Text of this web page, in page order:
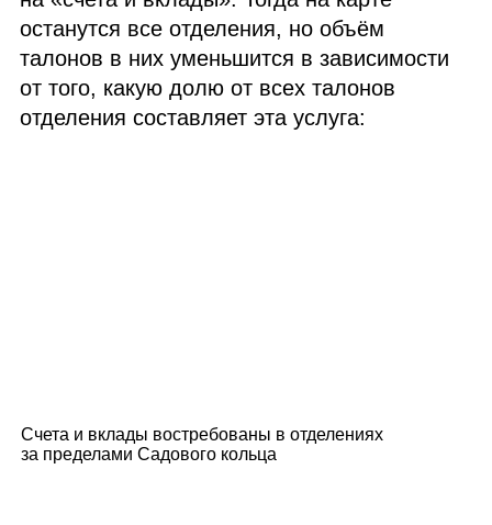
останутся все отделения, но объём
талонов в них уменьшится в зависимости
от того, какую долю от всех талонов
отделения составляет эта услуга:
Счета и вклады востребованы в отделениях
за пределами Садового кольца